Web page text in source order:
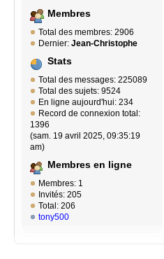
Membres
Total des membres: 2906
Dernier: Jean-Christophe
Stats
Total des messages: 225089
Total des sujets: 9524
En ligne aujourd'hui: 234
Record de connexion total:
1396
(sam. 19 avril 2025, 09:35:19
am)
Membres en ligne
Membres: 1
Invités: 205
Total: 206
tony500